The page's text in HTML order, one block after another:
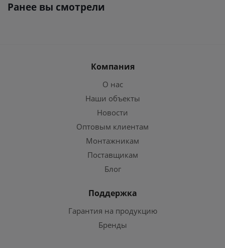
Ранее вы смотрели
Компания
О нас
Наши объекты
Новости
Оптовым клиентам
Монтажникам
Поставщикам
Блог
Поддержка
Гарантия на продукцию
Бренды